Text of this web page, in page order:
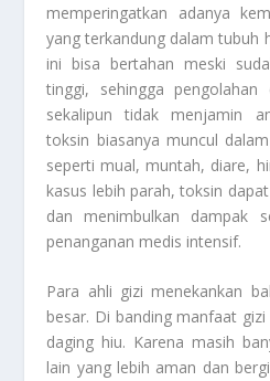
memperingatkan adanya
yang terkandung dalam tubuh
ini bisa bertahan meski
tinggi, sehingga
sekalipun tidak menjamin
toksin biasanya muncul
seperti mual, muntah, diare,
kasus lebih parah, toksin
dan menimbulkan dampak
penanganan medis intensif.
Para ahli gizi menekankan
besar. Di banding manfaat
daging hiu. Karena masih
lain yang lebih aman dan